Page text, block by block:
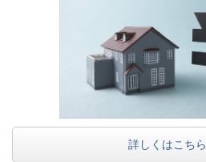
詳しくはこちら